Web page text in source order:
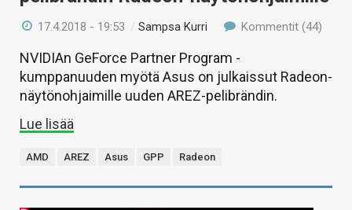
17.4.2018 - 19:53 /Sampsa Kurri Kommentit (44)
NVIDIAn GeForce Partner Program -
kumppanuuden myötä Asus on julkaissut Radeon-
näytönohjaimille uuden AREZ-pelibrändin.
Lue lisää
AMD AREZ Asus GPP Radeon